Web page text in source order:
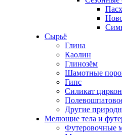
Сырьё
Глина
Каолин
Глинозём
Шамотные
Гипс
Силикат
Другие
Мелющие тела и
Футеровочные